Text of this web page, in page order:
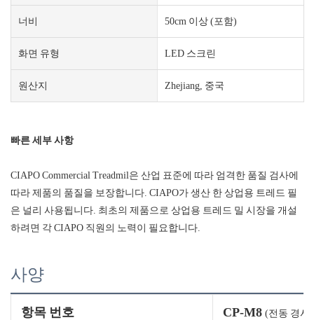
너비 50cm 이상 (포함)
화면 유형 LED 스크린
원산지 Zhejiang, 중국
빠른 세부 사항
CIAPO Commercial Treadmil은 산업 표준에 따라 엄격한 품질 검사에
따라 제품의 품질을 보장합니다. CIAPO가 생산 한 상업용 트레드 필
은 널리 사용됩니다. 최초의 제품으로 상업용 트레드 밀 시장을 개설
하려면 각 CIAPO 직원의 노력이 필요합니다.
사양
항목 번호 CP-M8 (전동 경사